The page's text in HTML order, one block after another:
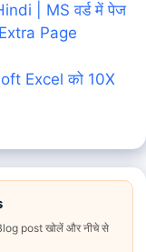
| MS वर्ड में पेज
Page
Excel को 10X
post खोलें और नीचे से